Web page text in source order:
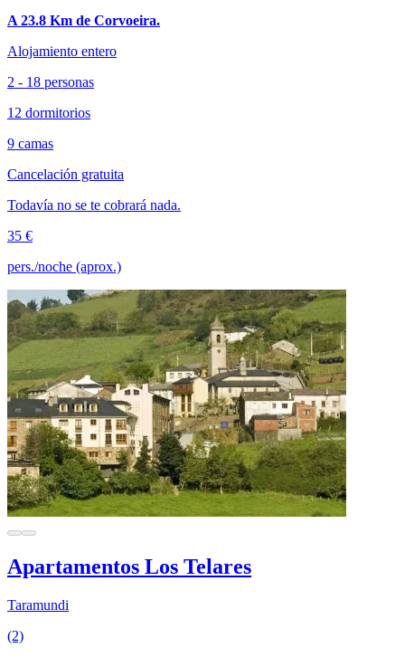
A 23.8 Km de Corvoeira.
Alojamiento entero
2 - 18 personas
12 dormitorios
9 camas
Cancelación gratuita
Todavía no se te cobrará nada.
35 €
pers./noche (aprox.)
Apartamentos Los Telares
Taramundi
(2)